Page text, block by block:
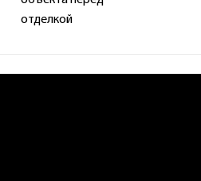
отделкой